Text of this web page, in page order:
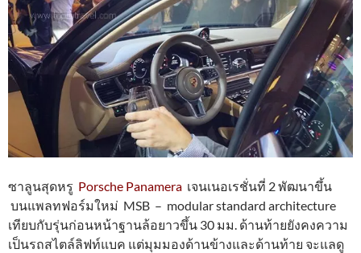
ซาลูนสุดหรู Porsche Panamera เจนเนอเรชั่นที่ 2 พัฒนาขึ้น
บนแพลทฟอร์มใหม่ MSB – modular standard architecture
เทียบกับรุ่นก่อนหน้าฐานล้อยาวขึ้น 30 มม. ด้านท้ายยังคงความ
เป็นรถสไตล์ลิฟท์แบค แต่มุมมองด้านข้างและด้านท้าย จะแลดู